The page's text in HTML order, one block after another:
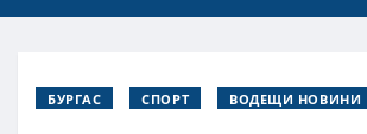
БУРГАС СПОРТ ВОДЕЩИ НОВИНИ